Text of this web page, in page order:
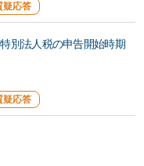
疑応答
別法人税の申告開始時期
疑応答